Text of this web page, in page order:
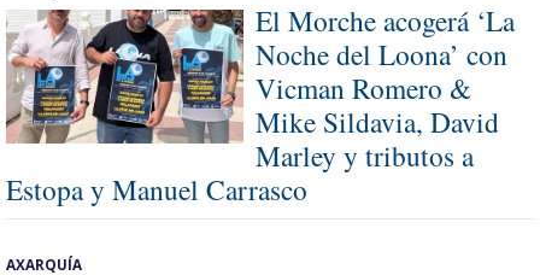
El Morche acogerá ‘La
Noche del Loona’ con
Vicman Romero &
Mike Sildavia, David
Marley y tributos a
Estopa y Manuel Carrasco
AXARQUÍA